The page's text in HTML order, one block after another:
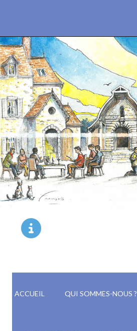
ACCUEIL QUI SOMMES-NOUS ?